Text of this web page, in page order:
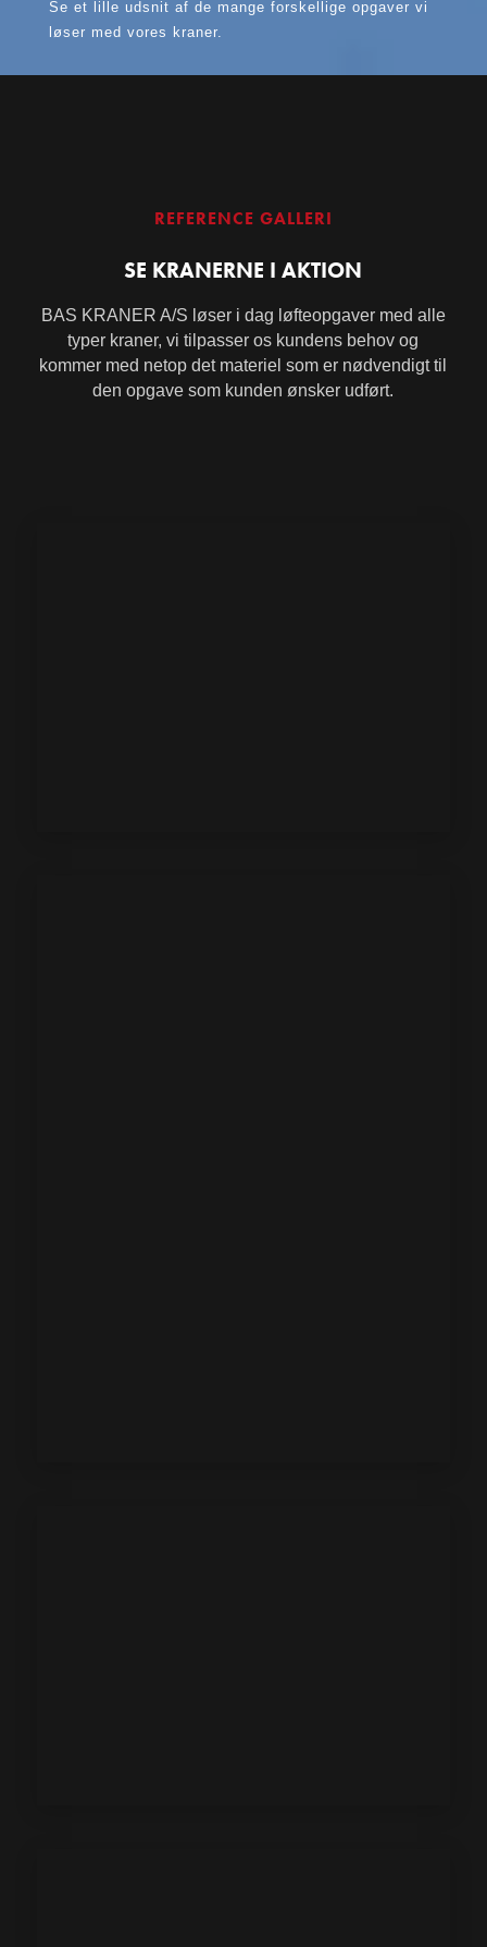
Se et lille udsnit af de mange forskellige opgaver vi
løser med vores kraner.
REFERENCE GALLERI
SE KRANERNE I AKTION
BAS KRANER A/S løser i dag løfteopgaver med alle
typer kraner, vi tilpasser os kundens behov og
kommer med netop det materiel som er nødvendigt til
den opgave som kunden ønsker udført.